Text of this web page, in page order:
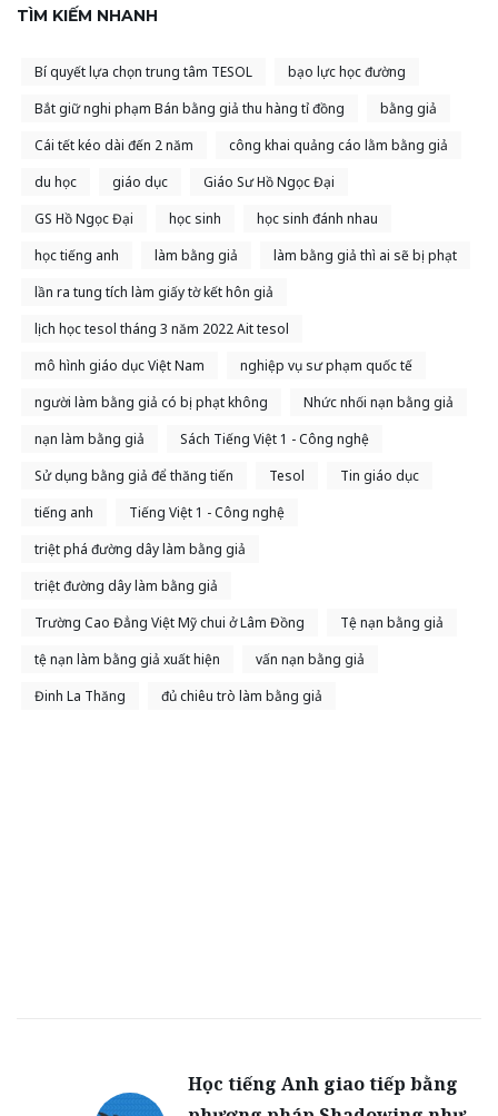
TÌM KIẾM NHANH
Bí quyết lựa chọn trung tâm TESOL
bạo lực học đường
Bắt giữ nghi phạm Bán bằng giả thu hàng tỉ đồng
bằng giả
Cái tết kéo dài đến 2 năm
công khai quảng cáo lằm bằng giả
du học
giáo dục
Giáo Sư Hồ Ngọc Đại
GS Hồ Ngọc Đại
học sinh
học sinh đánh nhau
học tiếng anh
làm bằng giả
làm bằng giả thì ai sẽ bị phạt
lần ra tung tích làm giấy tờ kết hôn giả
lịch học tesol tháng 3 năm 2022 Ait tesol
mô hình giáo dục Việt Nam
nghiệp vụ sư phạm quốc tế
người làm bằng giả có bị phạt không
Nhức nhối nạn bằng giả
nạn làm bằng giả
Sách Tiếng Việt 1 - Công nghệ
Sử dụng bằng giả để thăng tiến
Tesol
Tin giáo dục
tiếng anh
Tiếng Việt 1 - Công nghệ
triệt phá đường dây làm bằng giả
triệt đường dây làm bằng giả
Trường Cao Đẳng Việt Mỹ chui ở Lâm Đồng
Tệ nạn bằng giả
tệ nạn làm bằng giả xuất hiện
vấn nạn bằng giả
Đinh La Thăng
đủ chiêu trò làm bằng giả
Học tiếng Anh giao tiếp bằng